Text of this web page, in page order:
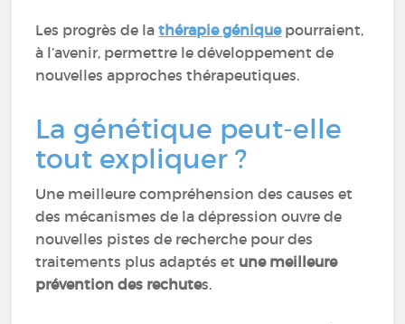
Les progrès de lathérapie géniquepourraient,
à l’avenir, permettre le développement de
nouvelles approches thérapeutiques.
La génétique peut-elle
tout expliquer ?
Une meilleure compréhension des causes et
des mécanismes de la dépression ouvre de
nouvelles pistes de recherche pour des
traitements plus adaptés et une meilleure
prévention des rechutes.